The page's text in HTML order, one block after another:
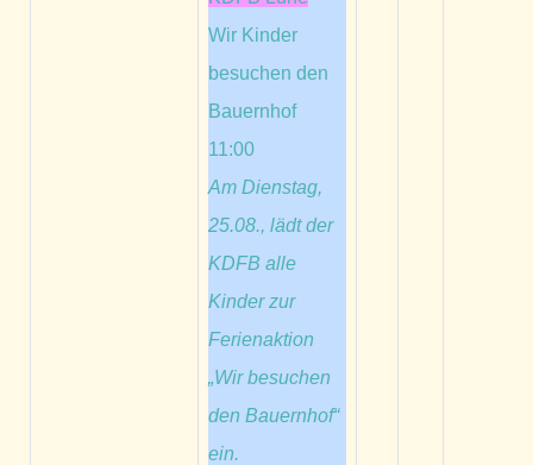
Wir Kinder
besuchen den
Bauernhof
11:00
Am Dienstag,
25.08., lädt der
KDFB alle
Kinder zur
Ferienaktion
„Wir besuchen
den Bauernhof“
ein.